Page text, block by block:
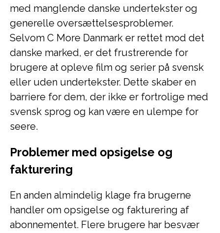
med manglende danske undertekster og
generelle oversættelsesproblemer.
Selvom C More Danmark er rettet mod det
danske marked, er det frustrerende for
brugere at opleve film og serier på svensk
eller uden undertekster. Dette skaber en
barriere for dem, der ikke er fortrolige med
svensk sprog og kan være en ulempe for
seere.
Problemer med opsigelse og
fakturering
En anden almindelig klage fra brugerne
handler om opsigelse og fakturering af
abonnementet. Flere brugere har besvær